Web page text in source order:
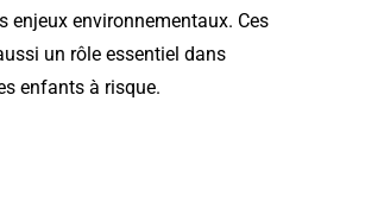
enjeux environnementaux. Ces
un rôle essentiel dans
enfants à risque.